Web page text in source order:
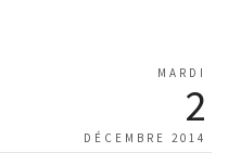
MARDI
2
DÉCEMBRE 2014